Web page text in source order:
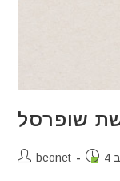
שופרסל
beonet